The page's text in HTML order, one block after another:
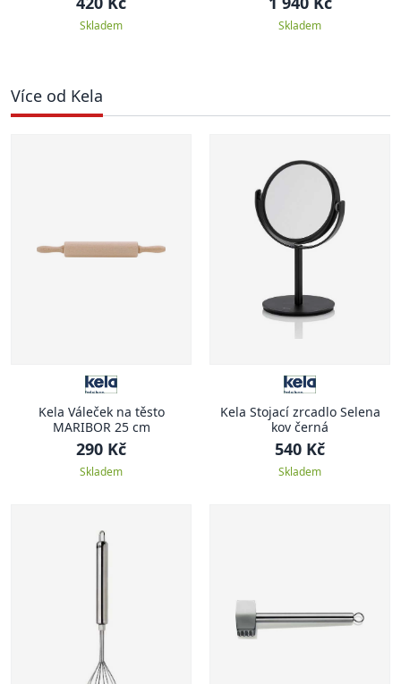
Skladem Skladem
Více od Kela
Kela Váleček na těsto
MARIBOR 25 cm
290 Kč
Skladem
Kela Stojací zrcadlo Selena
kov černá
540 Kč
Skladem